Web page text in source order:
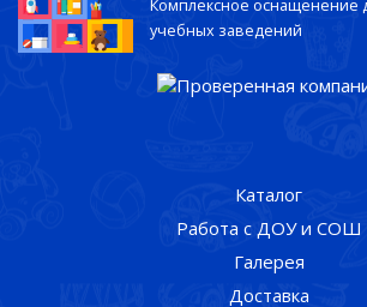
Комплексное оснащенение
учебных заведений
Каталог
Работа с ДОУ и СОШ
Галерея
Доставка